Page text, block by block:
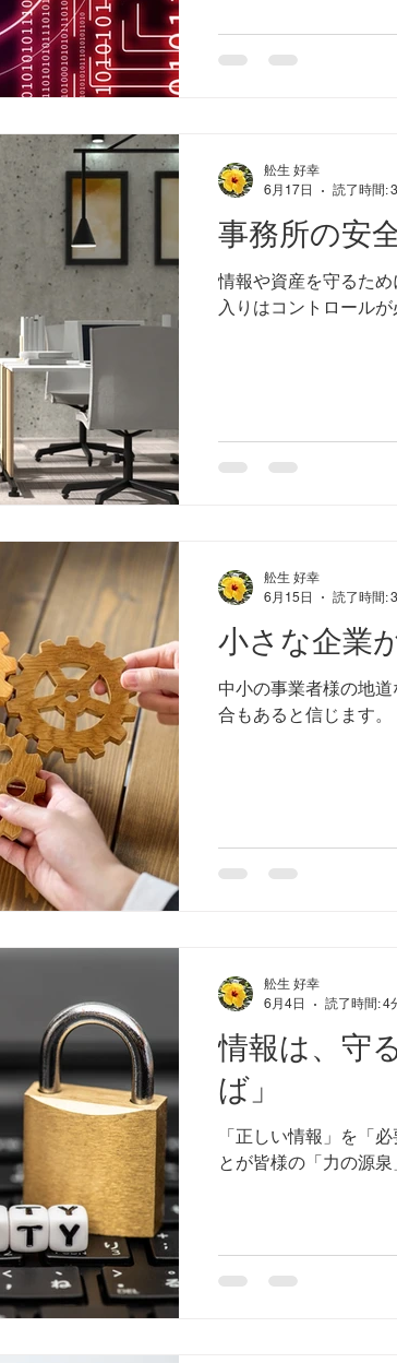
事務所の安
情報や資産を守るた
入りはコントロールが
舩生 好幸
6月17日
読了時間:
小さな企業
中小の事業者様の地
合もあると信じます。
舩生 好幸
6月15日
読了時間:
情報は、守
ば」
「正しい情報」を「
とが皆様の「力の源泉
舩生 好幸
6月4日
読了時間: 4